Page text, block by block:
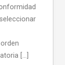
[…]